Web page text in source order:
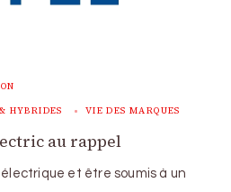
HYBRIDES VIE DES MARQUES
au rappel
et être soumis à un